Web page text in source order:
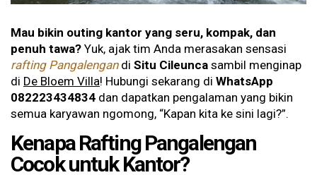
Mau bikin outing kantor yang seru, kompak, dan
penuh tawa? Yuk, ajak tim Anda merasakan sensasi
rafting Pangalengandi Situ Cileunca sambil menginap
di De Bloem Villa! Hubungi sekarang di WhatsApp
082223434834 dan dapatkan pengalaman yang bikin
semua karyawan ngomong, “Kapan kita ke sini lagi?”.
Kenapa Rafting Pangalengan
Cocok untuk Kantor?